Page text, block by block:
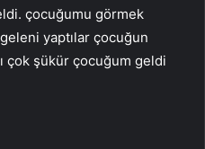
çocuğumu görmek
yaptılar çocuğun
çok şükür çocuğum geldi